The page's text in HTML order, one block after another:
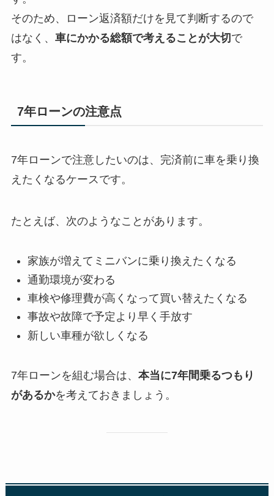
そのため、ローン返済額だけを見て判断するので
はなく、 車にかかる総額で考えることが大切 で
す。
7年ローンの注意点
7年ローンで注意したいのは、完済前に車を乗り換
えたくなるケースです。
たとえば、次のようなことがあります。
家族が増えてミニバンに乗り換えたくなる
通勤環境が変わる
車検や修理費が高くなって買い替えたくなる
事故や故障で予定より早く手放す
新しい車種が欲しくなる
7年ローンを組む場合は、 本当に7年間乗るつもり
があるかを考えておきましょう。